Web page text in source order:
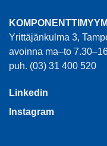
Yrittäjänkulma 3,
avoinna ma–to
puh. (03) 31 400 520
Linkedin
Instagram